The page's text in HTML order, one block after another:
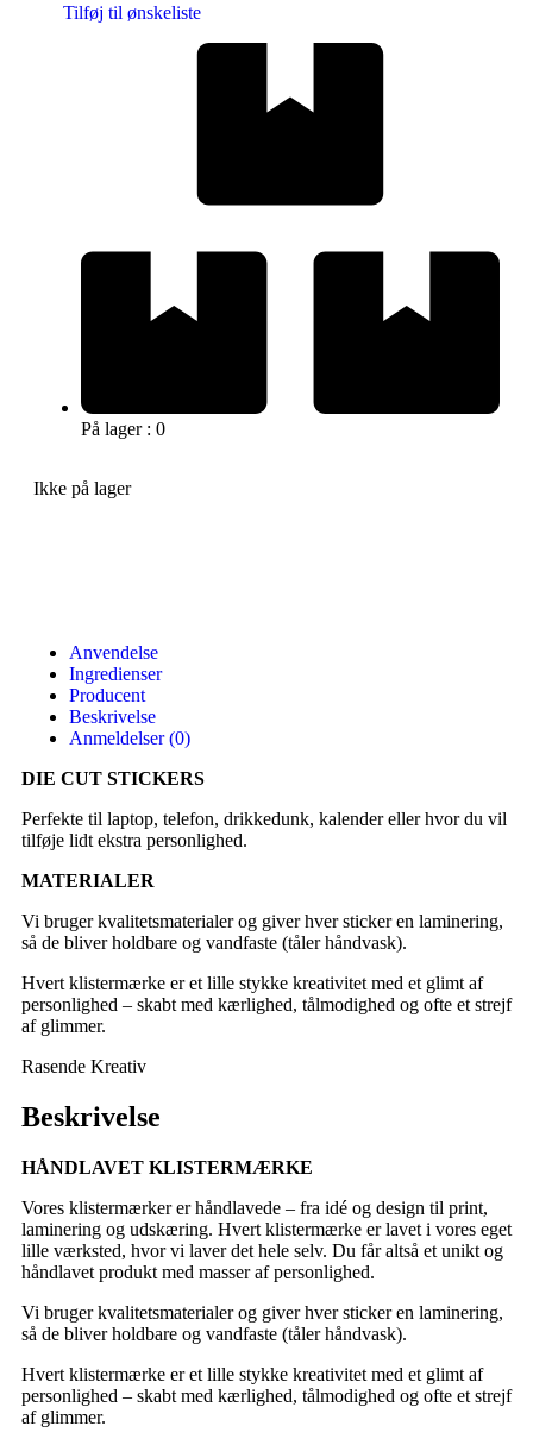
Tilføj til ønskeliste
På lager : 0
Ikke på lager
Anvendelse
Ingredienser
Producent
Beskrivelse
Anmeldelser (0)
DIE CUT STICKERS
Perfekte til laptop, telefon, drikkedunk, kalender eller hvor du vil
tilføje lidt ekstra personlighed.
MATERIALER
Vi bruger kvalitetsmaterialer og giver hver sticker en laminering,
så de bliver holdbare og vandfaste (tåler håndvask).
Hvert klistermærke er et lille stykke kreativitet med et glimt af
personlighed – skabt med kærlighed, tålmodighed og ofte et strejf
af glimmer.
Rasende Kreativ
Beskrivelse
HÅNDLAVET KLISTERMÆRKE
Vores klistermærker er håndlavede – fra idé og design til print,
laminering og udskæring. Hvert klistermærke er lavet i vores eget
lille værksted, hvor vi laver det hele selv. Du får altså et unikt og
håndlavet produkt med masser af personlighed.
Vi bruger kvalitetsmaterialer og giver hver sticker en laminering,
så de bliver holdbare og vandfaste (tåler håndvask).
Hvert klistermærke er et lille stykke kreativitet med et glimt af
personlighed – skabt med kærlighed, tålmodighed og ofte et strejf
af glimmer.